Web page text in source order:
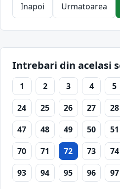
Inapoi Urmatoarea
Intrebari din acelasi
1 2 3 4 5
24
25 26 27 28
47
48 49 50 51
70
71 72 73 74
93
94 95 96 97